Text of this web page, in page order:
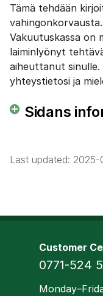
Tämä tehdään
Vakuutuskassa on
laiminlyönyt
aiheuttanut sinulle.
yhteystietosi ja
Sidans
Last updated: 2025-
Customer
Phone
0771-524
Opening